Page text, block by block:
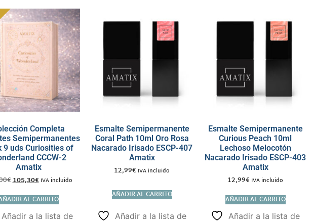
Completa
Semipermanentes
9 uds Curiosities of
CCCW-2
Amatix
€105,30€ IVA incluido
AL CARRITO
Añadir a la lista de
Esmalte Semipermanente
Coral Path 10ml Oro Rosa
Nacarado Irisado ESCP-407
Amatix
12,99€ IVA incluido
AÑADIR AL CARRITO
Añadir a la lista de
Esmalte Semipermanente
Curious Peach 10ml
Lechoso Melocotón
Nacarado Irisado ESCP-403
Amatix
12,99€ IVA incluido
AÑADIR AL CARRITO
Añadir a la lista de